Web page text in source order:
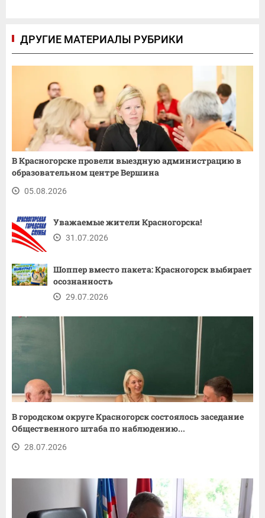
ДРУГИЕ МАТЕРИАЛЫ РУБРИКИ
В Красногорске провели выездную администрацию в
образовательном центре Вершина
05.08.2026
Уважаемые жители Красногорска!
31.07.2026
Шоппер вместо пакета: Красногорск выбирает
осознанность
29.07.2026
В городском округе Красногорск состоялось заседание
Общественного штаба по наблюдению...
28.07.2026